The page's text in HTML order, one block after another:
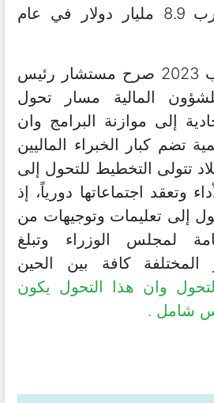
وصولاً إلى ما يقارب 8.9 مليار دولار في عام
رصدنا بتاريخ 17 اب 2023 صرح مستشار رئيس
المالية مسار تحول
إلى موازنة البرامج وان
تضم كبار الخبراء الماليين
تتولى التخطيط للتحول إلى
وتعقد اجتماعاتها دورياً، إذ
إلى تعليمات وتوجيهات من
لمجلس الوزراء وتبلغ
المختلفة كافة بين الحين
وان هذا التحول يكون
شامل .